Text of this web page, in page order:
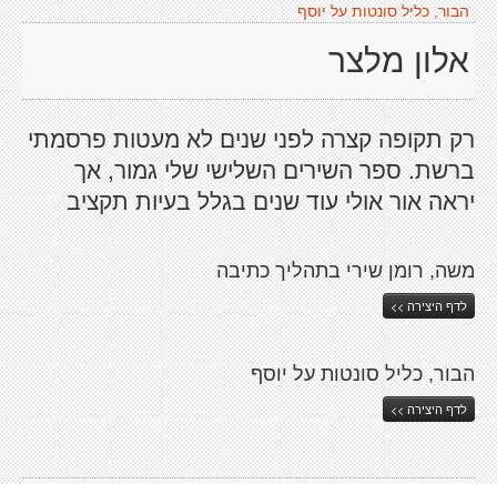
הבור, כליל סונטות על יוסף
אלון מלצר
רק תקופה קצרה לפני שנים לא מעטות פרסמתי
ברשת. ספר השירים השלישי שלי גמור, אך
יראה אור אולי עוד שנים בגלל בעיות תקציב
משה, רומן שירי בתהליך כתיבה
לדף היצירה >>
הבור, כליל סונטות על יוסף
לדף היצירה >>